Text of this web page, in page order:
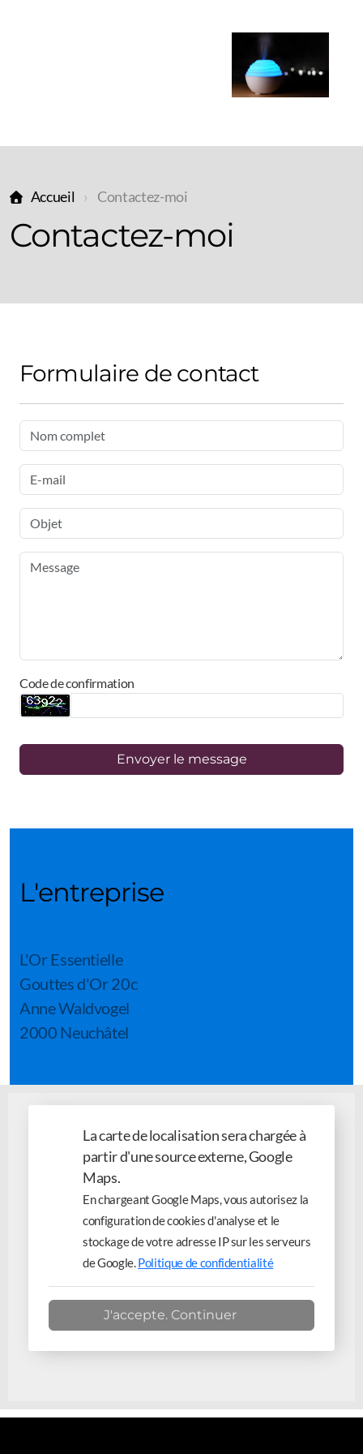
Accueil Contactez-moi
Contactez-moi
Formulaire de contact
Code de confirmation
Envoyer le message
L'entreprise
L'Or Essentielle
Gouttes d'Or 20c
Anne Waldvogel
2000 Neuchâtel
La carte de localisation sera chargée à
partir d'une source externe, Google
Maps.
En chargeant Google Maps, vous autorisez la
configuration de cookies d'analyse et le
stockage de votre adresse IP sur les serveurs
de Google.Politique de confidentialité
J'accepte. Continuer